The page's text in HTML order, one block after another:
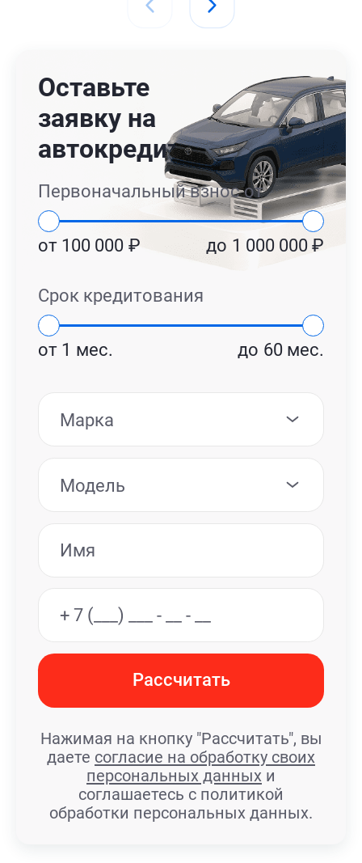
Оставьте
заявку на
автокредит
Первоначальный взнос от
от 100 000 ₽ до 1 000 000 ₽
Срок кредитования
от 1 мес. до 60 мес.
Марка
Модель
Рассчитать
Нажимая на кнопку "Рассчитать", вы
даете согласие на обработку своих
персональных данных и
соглашаетесь с политикой
обработки персональных данных.